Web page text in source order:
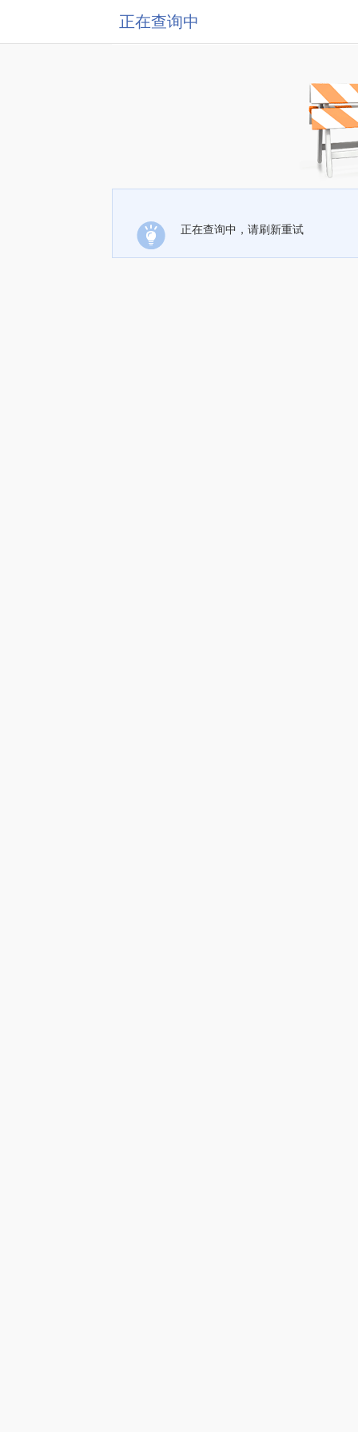
正在查询中
正在查询中，请刷新重试